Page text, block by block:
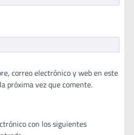
correo electrónico y web en este
próxima vez que comente.
con los siguientes